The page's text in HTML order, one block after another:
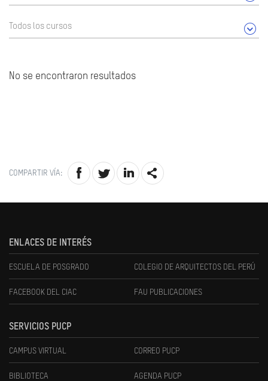
Todos los cursos
No se encontraron resultados
COMPARTIR VÍA:
ENLACES DE INTERÉS
ESCUELA DE POSGRADO COLEGIO DE ARQUITECTOS DEL PERÚ
FACEBOOK DEL CIAC FAU PUBLICACIONES
SERVICIOS PUCP
CAMPUS VIRTUAL CORREO PUCP
BIBLIOTECA AGENDA PUCP